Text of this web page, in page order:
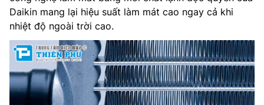
Daikin mang lại hiệu suất làm mát cao ngay cả khi
nhiệt độ ngoài trời cao.